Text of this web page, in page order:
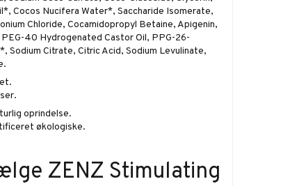
Cocos Nucifera Water*, Saccharide Isomerate,
Chloride, Cocamidopropyl Betaine, Apigenin,
40 Hydrogenated Castor Oil, PPG-26-
Sodium Citrate, Citric Acid, Sodium Levulinate,
oprindelse.
økologiske.
ZENZ Stimulating